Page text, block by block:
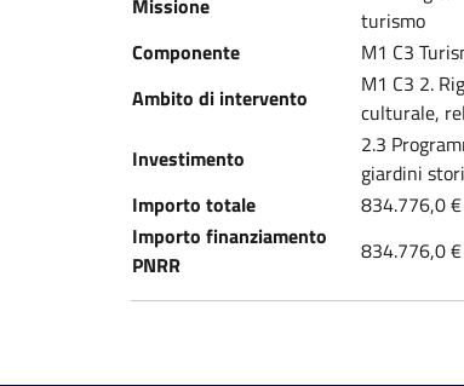
Missione
turismo
Componente
M1 C3
Ambito di intervento
M1 C3 2.
culturale,
Investimento
2.3
giardini
Importo totale
834.776,0 €
Importo finanziamento
PNRR
834.776,0 €